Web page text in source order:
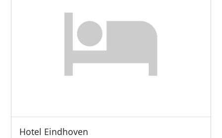
Hotel Eindhoven